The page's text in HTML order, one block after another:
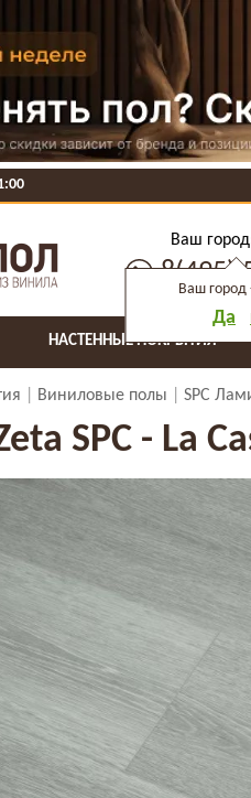
Ваш
Ваш город
Да
8(495)
НАСТЕННЫЕ ПОКРЫТИЯ
Виниловые полы SPC
SPC - La